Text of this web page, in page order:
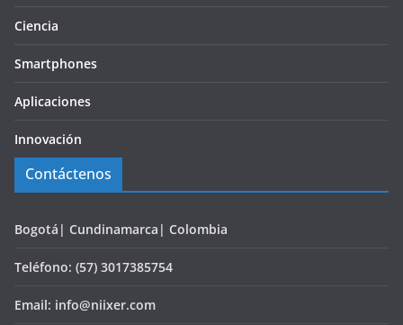
Ciencia
Smartphones
Aplicaciones
Innovación
Contáctenos
Bogotá| Cundinamarca| Colombia
Teléfono: (57) 3017385754
Email: info@niixer.com